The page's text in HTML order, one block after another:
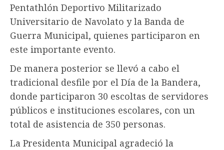
Pentathlón Deportivo Militarizado
Universitario de Navolato y la Banda de
Guerra Municipal, quienes participaron en
este importante evento.
De manera posterior se llevó a cabo el
tradicional desfile por el Día de la Bandera,
donde participaron 30 escoltas de servidores
públicos e instituciones escolares, con un
total de asistencia de 350 personas.
La Presidenta Municipal agradeció la